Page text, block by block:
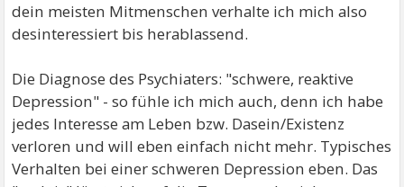
dein meisten Mitmenschen verhalte ich mich also
desinteressiert bis herablassend.
Die Diagnose des Psychiaters: "schwere, reaktive
Depression" - so fühle ich mich auch, denn ich habe
jedes Interesse am Leben bzw. Dasein/Existenz
verloren und will eben einfach nicht mehr. Typisches
Verhalten bei einer schweren Depression eben. Das